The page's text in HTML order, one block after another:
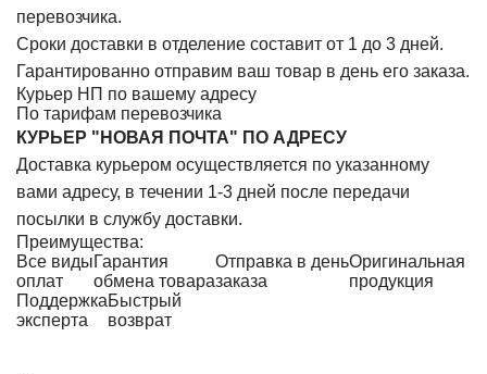
перевозчика.
Сроки доставки в отделение составит от 1 до 3 дней.
Гарантированно отправим ваш товар в день его заказа.
Курьер НП по вашему адресу
По тарифам перевозчика
КУРЬЕР "НОВАЯ ПОЧТА" ПО АДРЕСУ
Доставка курьером осуществляется по указанному
вами адресу, в течении 1-3 дней после передачи
посылки в службу доставки.
Преимущества:
Все виды
оплат
Гарантия
обмена товара
Отправка в день
заказа
Оригинальная
продукция
Поддержка
эксперта
Быстрый
возврат